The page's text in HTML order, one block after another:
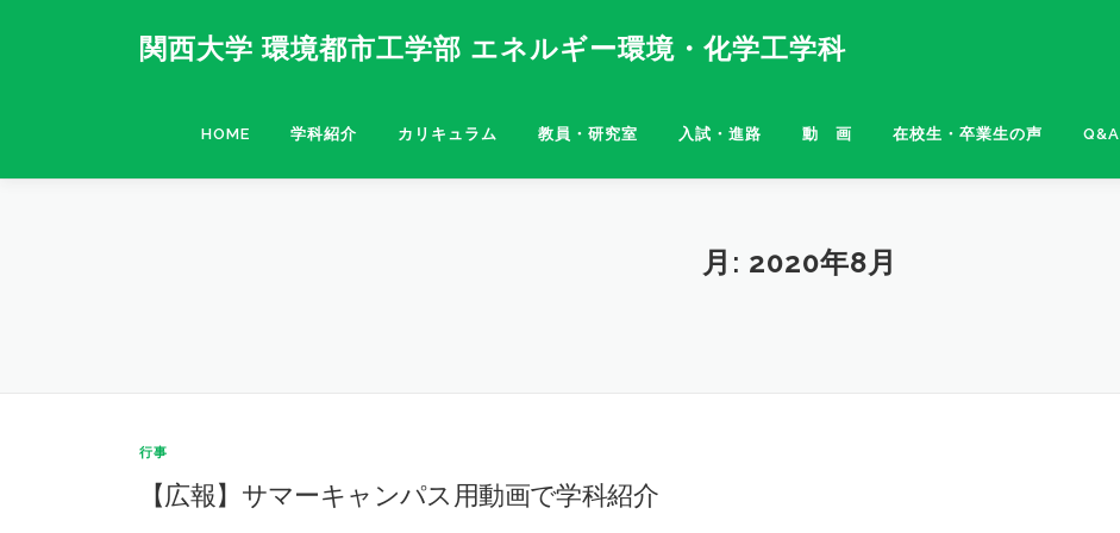
ス
関西大学 環境都市工学部 エネルギー環境・化学工学科
HOME 学科紹介 カリキュラム 教員・研究室 入試・進路 動 画 在校生・卒業生の声 Q&A
月: 2020年8月
行事
【広報】サマーキャンパス用動画で学科紹介